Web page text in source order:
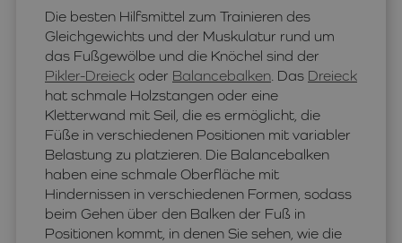
Die besten Hilfsmittel zum Trainieren des
Gleichgewichts und der Muskulatur rund um
das Fußgewölbe und die Knöchel sind der
Pikler-Dreieck oder Balancebalken . Das Dreieck
hat schmale Holzstangen oder eine
Kletterwand mit Seil, die es ermöglicht, die
Füße in verschiedenen Positionen mit variabler
Belastung zu platzieren. Die Balancebalken
haben eine schmale Oberfläche mit
Hindernissen in verschiedenen Formen, sodass
beim Gehen über den Balken der Fuß in
Positionen kommt, in denen Sie sehen, wie die